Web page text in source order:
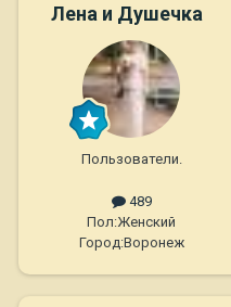
Лена и Душечка
Пользователи.
489
Пол:Женский
Город:Воронеж